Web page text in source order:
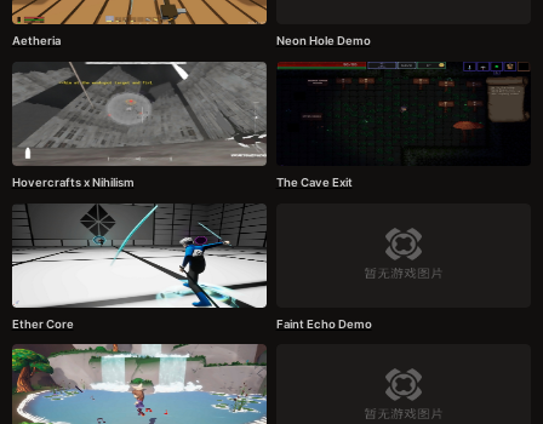
Aetheria Neon Hole Demo
Hovercrafts x Nihilism The Cave Exit
Ether Core Faint Echo Demo